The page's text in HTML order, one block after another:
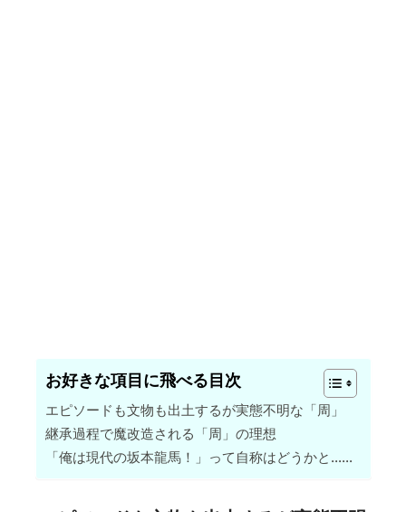
お好きな項目に飛べる目次
エピソードも文物も出土するが実態不明な「周」
継承過程で魔改造される「周」の理想
「俺は現代の坂本龍馬！」って自称はどうかと……